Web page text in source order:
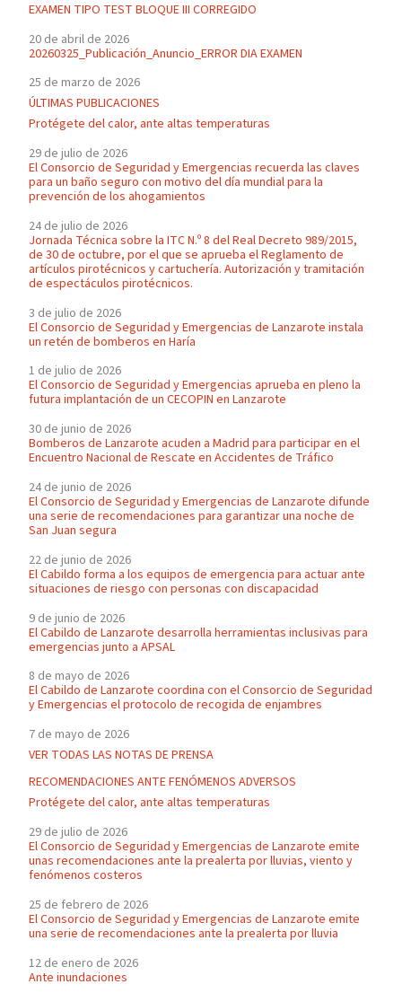
EXAMEN TIPO TEST BLOQUE III CORREGIDO
20 de abril de 2026
20260325_Publicación_Anuncio_ERROR DIA EXAMEN
25 de marzo de 2026
ÚLTIMAS PUBLICACIONES
Protégete del calor, ante altas temperaturas
29 de julio de 2026
El Consorcio de Seguridad y Emergencias recuerda las claves
para un baño seguro con motivo del día mundial para la
prevención de los ahogamientos
24 de julio de 2026
Jornada Técnica sobre la ITC N.º 8 del Real Decreto 989/2015,
de 30 de octubre, por el que se aprueba el Reglamento de
artículos pirotécnicos y cartuchería. Autorización y tramitación
de espectáculos pirotécnicos.
3 de julio de 2026
El Consorcio de Seguridad y Emergencias de Lanzarote instala
un retén de bomberos en Haría
1 de julio de 2026
El Consorcio de Seguridad y Emergencias aprueba en pleno la
futura implantación de un CECOPIN en Lanzarote
30 de junio de 2026
Bomberos de Lanzarote acuden a Madrid para participar en el
Encuentro Nacional de Rescate en Accidentes de Tráfico
24 de junio de 2026
El Consorcio de Seguridad y Emergencias de Lanzarote difunde
una serie de recomendaciones para garantizar una noche de
San Juan segura
22 de junio de 2026
El Cabildo forma a los equipos de emergencia para actuar ante
situaciones de riesgo con personas con discapacidad
9 de junio de 2026
El Cabildo de Lanzarote desarrolla herramientas inclusivas para
emergencias junto a APSAL
8 de mayo de 2026
El Cabildo de Lanzarote coordina con el Consorcio de Seguridad
y Emergencias el protocolo de recogida de enjambres
7 de mayo de 2026
VER TODAS LAS NOTAS DE PRENSA
RECOMENDACIONES ANTE FENÓMENOS ADVERSOS
Protégete del calor, ante altas temperaturas
29 de julio de 2026
El Consorcio de Seguridad y Emergencias de Lanzarote emite
unas recomendaciones ante la prealerta por lluvias, viento y
fenómenos costeros
25 de febrero de 2026
El Consorcio de Seguridad y Emergencias de Lanzarote emite
una serie de recomendaciones ante la prealerta por lluvia
12 de enero de 2026
Ante inundaciones